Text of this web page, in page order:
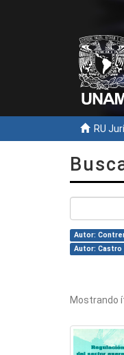
RU
Autor:
Autor: Castro
Mostrando